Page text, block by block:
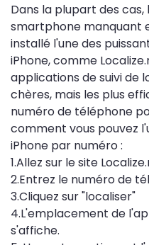
Dans la plupart des
smartphone manquant
installé l'une des
iPhone, comme
applications de suivi de
chères, mais les plus
numéro de téléphone
comment vous pouvez
iPhone par numéro :
1.Allez sur le site
2.Entrez le numéro de
3.Cliquez sur "localiser"
4.L'emplacement de
s'affiche.